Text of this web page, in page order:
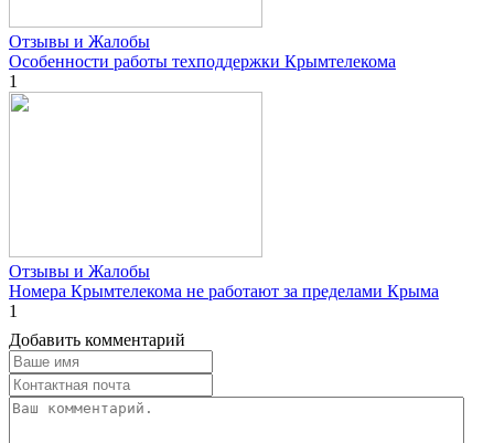
Отзывы и Жалобы
Особенности работы техподдержки Крымтелекома
1
Отзывы и Жалобы
Номера Крымтелекома не работают за пределами Крыма
1
Добавить комментарий